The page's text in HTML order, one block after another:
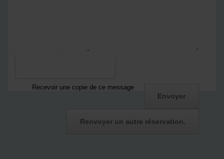
Recevoir une copie de ce message